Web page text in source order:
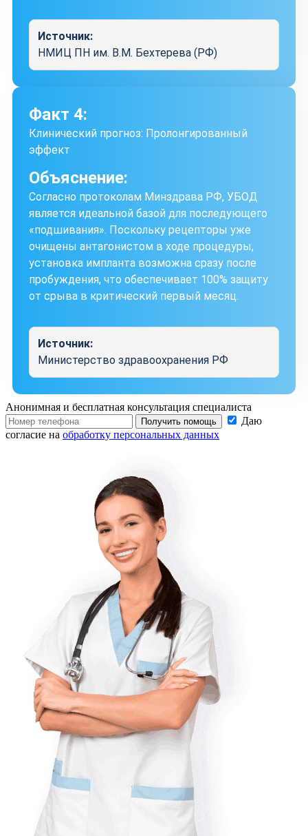
Источник:
НМИЦ ПН им. В.М. Бехтерева (РФ)
Факт 4:
Клинический прогноз: Пролонгированный
эффект
Объяснение:
Согласно протоколам Минздрава РФ, УБОД
является идеальной базой для последующего
«подшивания». Поскольку рецепторы уже
очищены антагонистом в ходе процедуры,
установка импланта возможна сразу после
пробуждения, что обеспечивает 100% защиту
от срыва в критический первый месяц.
Источник:
Министерство здравоохранения РФ
Анонимная и бесплатная консультация специалиста
Получить помощь
Даю
согласие на обработку персональных данных